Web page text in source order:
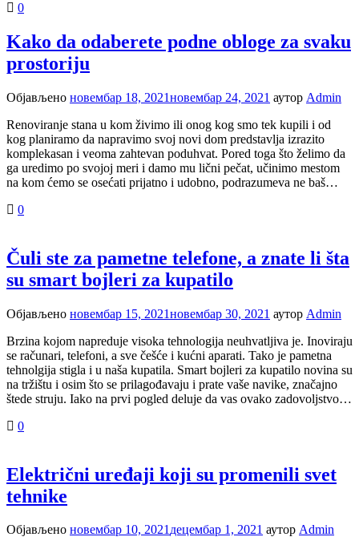
0
Kako da odaberete podne obloge za svaku
prostoriju
Објављено новембар 18, 2021новембар 24, 2021 аутор Admin
Renoviranje stana u kom živimo ili onog kog smo tek kupili i od
kog planiramo da napravimo svoj novi dom predstavlja izrazito
komplekasan i veoma zahtevan poduhvat. Pored toga što želimo da
ga uredimo po svojoj meri i damo mu lični pečat, učinimo mestom
na kom ćemo se osećati prijatno i udobno, podrazumeva ne baš…
0
Čuli ste za pametne telefone, a znate li šta
su smart bojleri za kupatilo
Објављено новембар 15, 2021новембар 30, 2021 аутор Admin
Brzina kojom napreduje visoka tehnologija neuhvatljiva je. Inoviraju
se računari, telefoni, a sve češće i kućni aparati. Tako je pametna
tehnolgija stigla i u naša kupatila. Smart bojleri za kupatilo novina su
na tržištu i osim što se prilagođavaju i prate vaše navike, značajno
štede struju. Iako na prvi pogled deluje da vas ovako zadovoljstvo…
0
Električni uređaji koji su promenili svet
tehnike
Објављено новембар 10, 2021децембар 1, 2021 аутор Admin